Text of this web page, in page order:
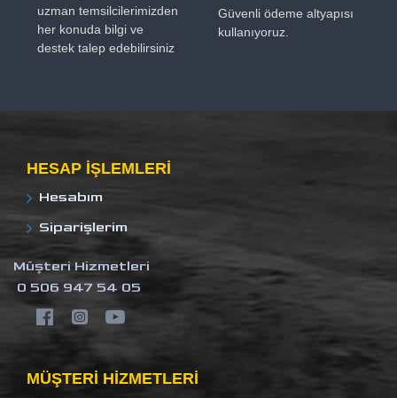
uzman temsilcilerimizden
her konuda bilgi ve
destek talep edebilirsiniz
Güvenli ödeme altyapısı
kullanıyoruz.
HESAP IŞLEMLERI
Hesabım
Siparişlerim
Müşteri Hizmetleri
0 506 947 54 05
MÜŞTERI HIZMETLERI